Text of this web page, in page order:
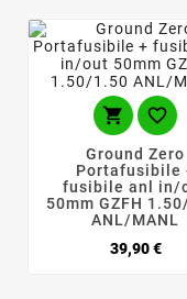
 
Ground Zero
Portafusibile
fusibile anl in/
50mm GZFH
ANL/MANL
39,90 €